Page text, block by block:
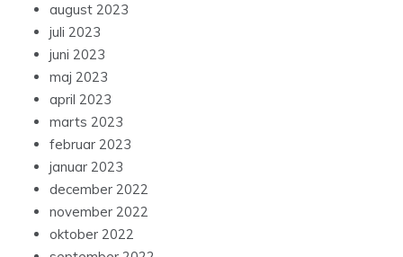
august 2023
juli 2023
juni 2023
maj 2023
april 2023
marts 2023
februar 2023
januar 2023
december 2022
november 2022
oktober 2022